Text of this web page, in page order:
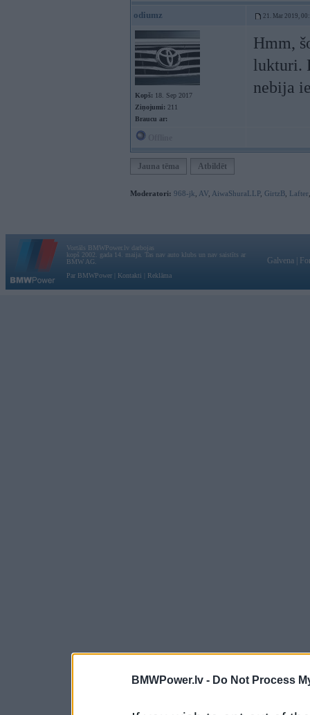
BMWPower.lv - Do Not Process
odiumz 21. Mar 2019,
Kopš: 18. Sep 2017
Ziņojumi: 211
Braucu ar:
Hmm,
lukturi.
nebija
Jauna tēma Atbildēt
Moderatori: 968-jk AV AiwaShuraLLP, GirtzB Lafter
Vortāls BMWPower.lv darbojas
kopš 2002. gada 14. maija. Tas nav auto klubs un nav saistīts ar
BMW AG.
Par BMWPower
Kontakti Reklāma
Galvena